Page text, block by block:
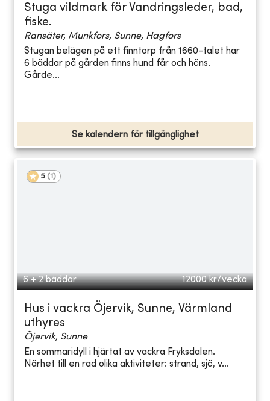
Stuga vildmark för Vandringsleder, bad,
fiske.
Ransäter, Munkfors, Sunne, Hagfors
Stugan belägen på ett finntorp från 1660-talet har
6 bäddar på gården finns hund får och höns.
Gårde...
Se kalendern för tillgänglighet
5 (1 )
6 + 2 bäddar 12000 kr/vecka
Hus i vackra Öjervik, Sunne, Värmland
uthyres
Öjervik, Sunne
En sommaridyll i hjärtat av vackra Fryksdalen.
Närhet till en rad olika aktiviteter: strand, sjö, v...